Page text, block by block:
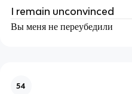
I remain unconvinced
Вы меня не переубедили
54